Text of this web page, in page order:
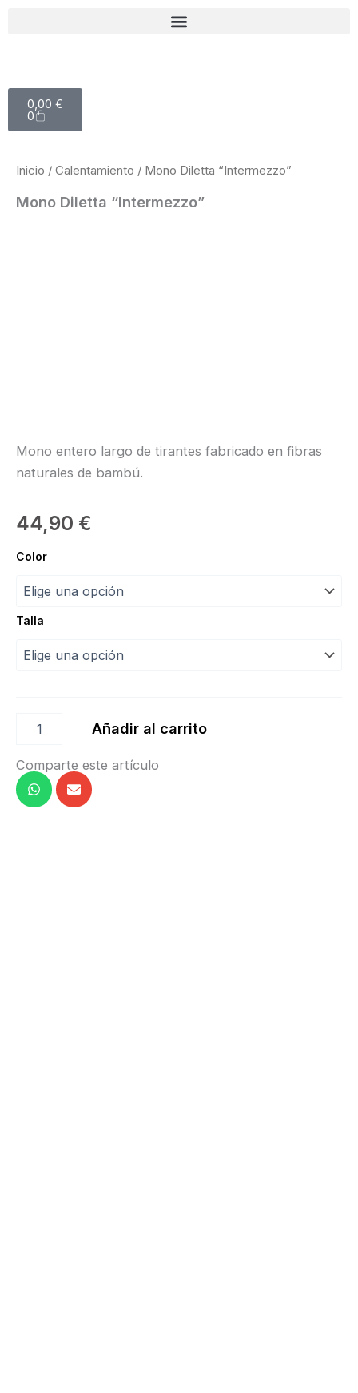
0,00 €
0
Carrito
Inicio / Calentamiento / Mono Diletta “Intermezzo”
Mono Diletta “Intermezzo”
Mono entero largo de tirantes fabricado en fibras
naturales de bambú.
44,90 €
Color
Talla
Mono
cantidad
Añadir al carrito
Comparte este artículo